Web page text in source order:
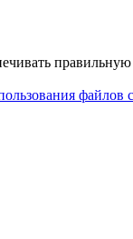
правильную
файлов